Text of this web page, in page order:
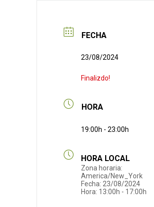
FECHA
23/08/2024
Finalizdo!
HORA
19:00h - 23:00h
HORA LOCAL
Zona horaria:
America/New_York
Fecha: 23/08/2024
Hora: 13:00h - 17:00h